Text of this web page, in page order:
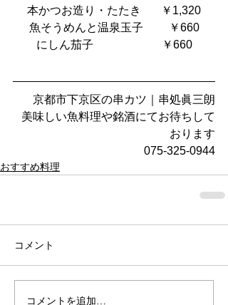
本かつお造り・たたき　   ￥1,320
魚そうめんと温泉玉子         ￥660
にしん茄子                        ￥660
京都市下京区の串カツ｜串処眞三朗
美味しい魚料理や銘酒にてお待ちして
おります
075-325-0944
おすすめ料理
コメント
コメントを追加…